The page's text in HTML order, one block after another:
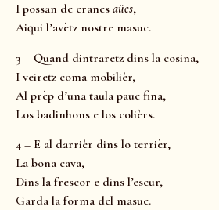
I possan de cranes aücs,
Aiqui l’avètz nostre masuc.
3 – Quand dintraretz dins la cosina,
I veiretz coma mobilièr,
Al prèp d’una taula pauc fina,
Los badinhons e los colièrs.
4 – E al darrièr dins lo terrièr,
La bona cava,
Dins la frescor e dins l’escur,
Garda la forma del masuc.